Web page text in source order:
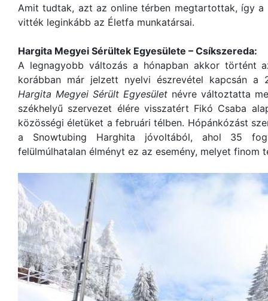
Amit tudtak, azt az online térben megtartottak, így
vitték leginkább az Életfa munkatársai.
Hargita Megyei Sérültek Egyesülete – Csíkszereda:
A legnagyobb változás a hónapban akkor történt
korábban már jelzett nyelvi észrevétel kapcsán a
Hargita Megyei Sérült Egyesület névre változtatta
székhelyű szervezet élére visszatért Fikó Csaba
közösségi életüket a februári télben. Hópánkózást
a Snowtubing Harghita jóvoltából, ahol 35
felülmúlhatalan élményt ez az esemény, melyet finom